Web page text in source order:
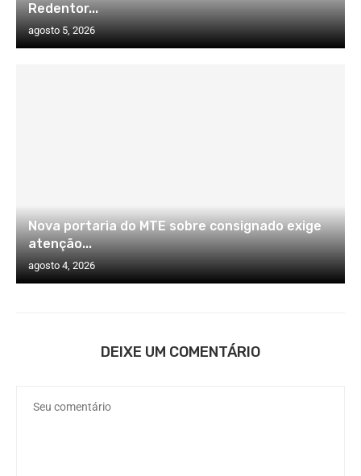
Redentor...
agosto 5, 2026
Nova portaria do MTE sobre consignado exige
atenção...
agosto 4, 2026
DEIXE UM COMENTÁRIO